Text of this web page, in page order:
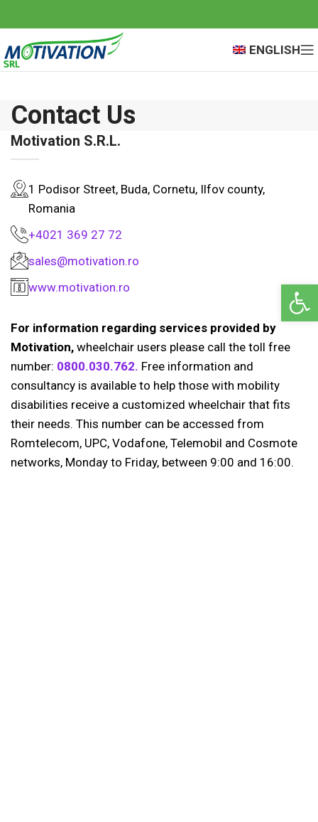
ENGLISH
Contact Us
Motivation S.R.L.
1 Podisor Street, Buda, Cornetu, Ilfov county,
Romania
+4021 369 27 72
sales@motivation.ro
www.motivation.ro
For information regarding services provided by
Motivation, wheelchair users please call the toll free
number: 0800.030.762. Free information and
consultancy is available to help those with mobility
disabilities receive a customized wheelchair that fits
their needs. This number can be accessed from
Romtelecom, UPC, Vodafone, Telemobil and Cosmote
networks, Monday to Friday, between 9:00 and 16:00.